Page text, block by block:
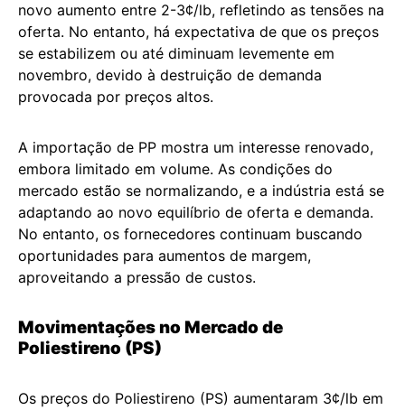
novo aumento entre 2-3¢/lb, refletindo as tensões na
oferta. No entanto, há expectativa de que os preços
se estabilizem ou até diminuam levemente em
novembro, devido à destruição de demanda
provocada por preços altos.
A importação de PP mostra um interesse renovado,
embora limitado em volume. As condições do
mercado estão se normalizando, e a indústria está se
adaptando ao novo equilíbrio de oferta e demanda.
No entanto, os fornecedores continuam buscando
oportunidades para aumentos de margem,
aproveitando a pressão de custos.
Movimentações no Mercado de
Poliestireno (PS)
Os preços do Poliestireno (PS) aumentaram 3¢/lb em